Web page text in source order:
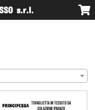
s.r.l.